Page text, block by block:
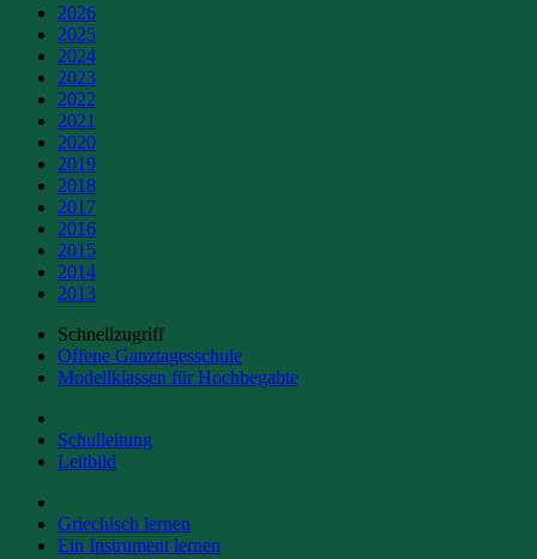
2026
2025
2024
2023
2022
2021
2020
2019
2018
2017
2016
2015
2014
2013
Schnellzugriff
Offene Ganztagesschule
Modellklassen für Hochbegabte
Schulleitung
Leitbild
Griechisch lernen
Ein Instrument lernen